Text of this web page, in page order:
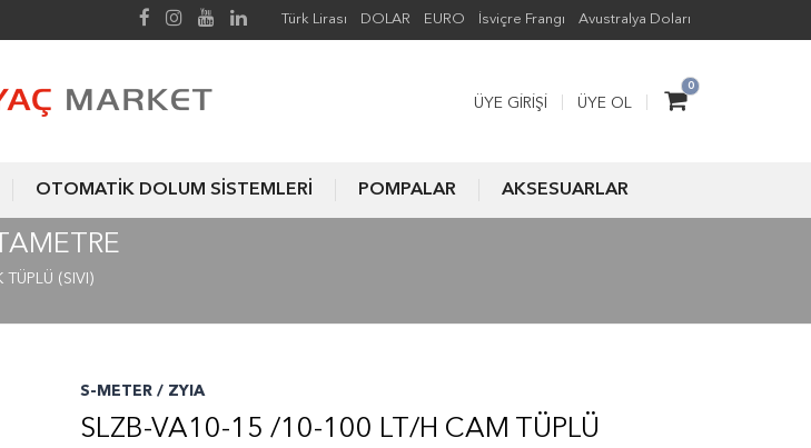
Türk Lirası DOLAR EURO İsviçre Frangı Avustralya Doları
0
ÜYE GIRIŞI ÜYE OL
OTOMATİK DOLUM SİSTEMLERİ POMPALAR AKSESUARLAR
TÜPLÜ (SIVI)
S-METER / ZYIA
SLZB-VA10-15 /10-100 LT/H CAM TÜPLÜ